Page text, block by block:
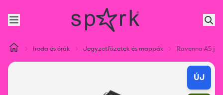
Iroda és órák Jegyzetfüzetek és mappák Ravenna A5
ÚJ